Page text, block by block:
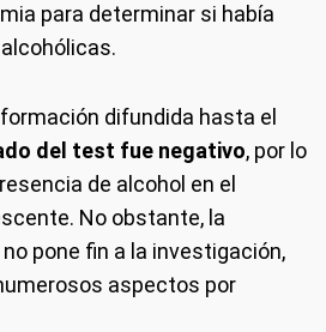
para determinar si había
difundida hasta el
del test fue negativo, por lo
de alcohol en el
No obstante, la
pone fin a la investigación,
aspectos por